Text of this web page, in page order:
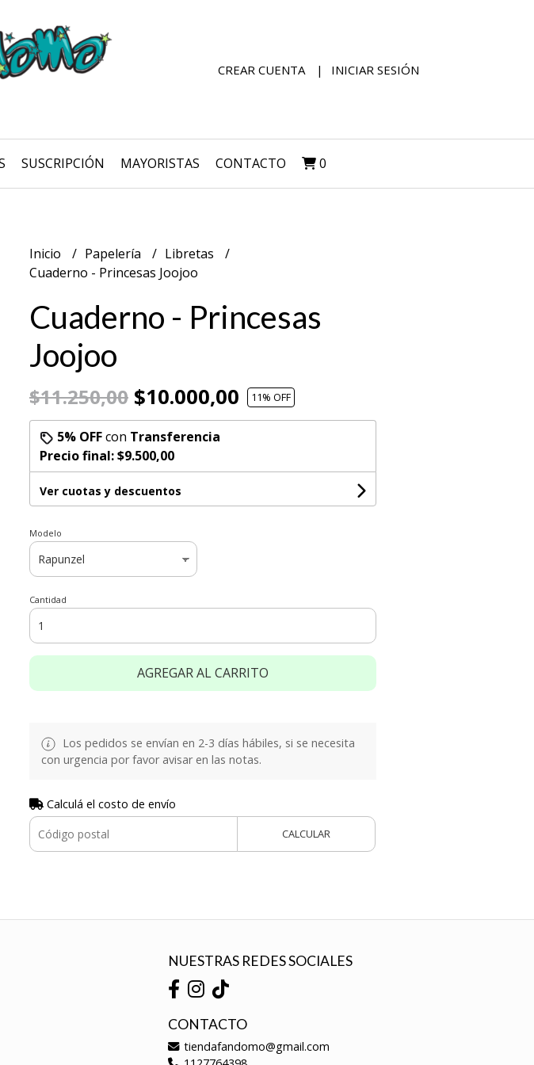
CREAR CUENTA INICIAR SESIÓN
SUSCRIPCIÓN MAYORISTAS CONTACTO 0
Inicio Papelería
Libretas
Cuaderno - Princesas Joojoo
Cuaderno - Princesas
Joojoo
$11.250,00 $10.000,00 11% OFF
5% OFFcon Transferencia
Precio final:$9.500,00
Ver cuotas y descuentos
Modelo
Cantidad
AGREGAR AL CARRITO
Los pedidos se envían en 2-3 días hábiles, si se necesita
con urgencia por favor avisar en las notas.
Calculá el costo de envío
CALCULAR
NUESTRAS REDES SOCIALES
CONTACTO
tiendafandomo@gmail.com